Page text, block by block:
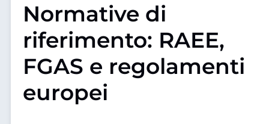
Normative di
riferimento: RAEE,
FGAS e regolamenti
europei